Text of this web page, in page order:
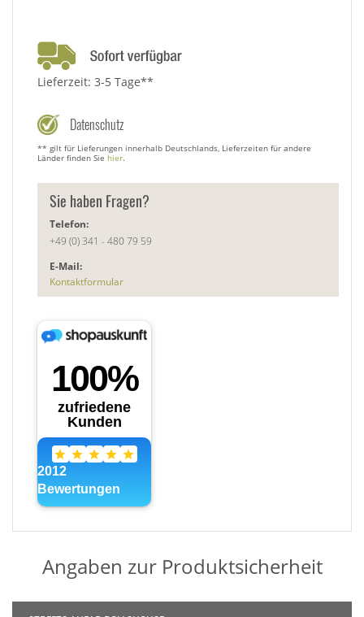
Lieferzeit: 3-5 Tage**
Datenschutz
** gilt für Lieferungen innerhalb Deutschlands, Lieferzeiten für andere
Länder finden Sie hier.
Sie haben Fragen?
Telefon:
+49 (0) 341 - 480 79 59
E-Mail:
Kontaktformular
Angaben zur Produktsicherheit